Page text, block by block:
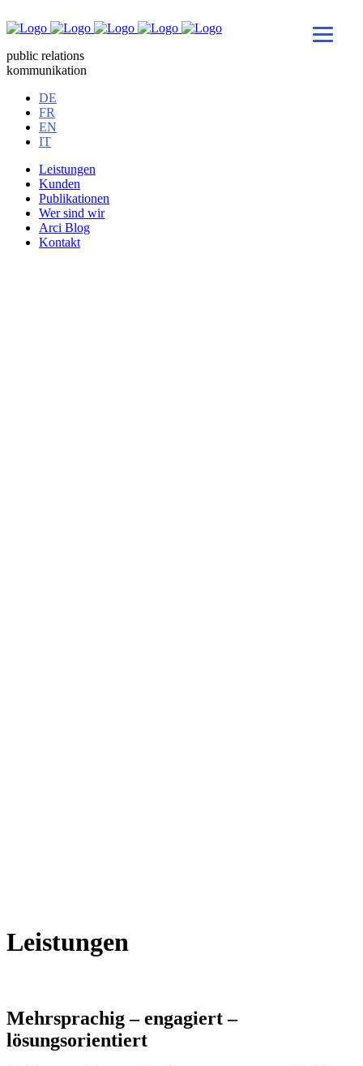
public relations
kommunikation
DE
FR
EN
IT
Leistungen
Kunden
Publikationen
Wer sind wir
Arci Blog
Kontakt
Leistungen
Mehrsprachig – engagiert –
lösungsorientiert